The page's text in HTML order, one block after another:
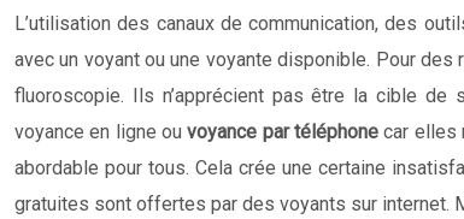
L’utilisation des canaux de communication, des
avec un voyant ou une voyante disponible. Pour
fluoroscopie. Ils n’apprécient pas être la cible de
voyance en ligne ouvoyance par téléphonecar elles
abordable pour tous. Cela crée une certaine
gratuites sont offertes par des voyants sur